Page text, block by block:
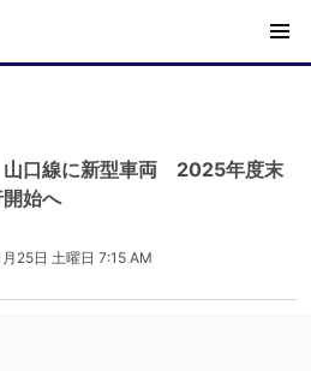
山口線に新型車両 2025年度末
始へ
25日 土曜日 7:15 AM